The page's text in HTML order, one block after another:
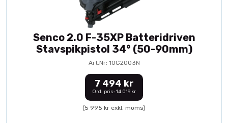
Senco 2.0 F-35XP Batteridriven
Stavspikpistol 34° (50-90mm)
Art.Nr: 10G2003N
7 494 kr
Ord. pris: 14 019 kr
(5 995 kr exkl. moms)